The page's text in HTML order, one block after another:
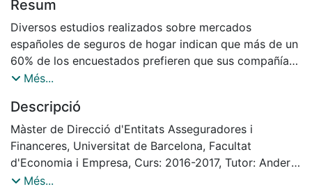
Resum
Diversos estudios realizados sobre mercados
españoles de seguros de hogar indican que más de un
60% de los encuestados prefieren que sus compañías
aseguradoras le envíen a un reparador frente a la
el ahorro que supone para la compañía aseguradora,
resalta la importancia que tiene el servicio de
asistencia en este sector. La externalización de este
servicio puede aportar muchas ventajas a una
aseguradora de tamaño pequeño o mediano, en la que
Més...
Descripció
Màster de Direcció d'Entitats Asseguradores i
Financeres, Universitat de Barcelona, Facultat
d'Economia i Empresa, Curs: 2016-2017, Tutor: Ander
Bengoechea
Més...